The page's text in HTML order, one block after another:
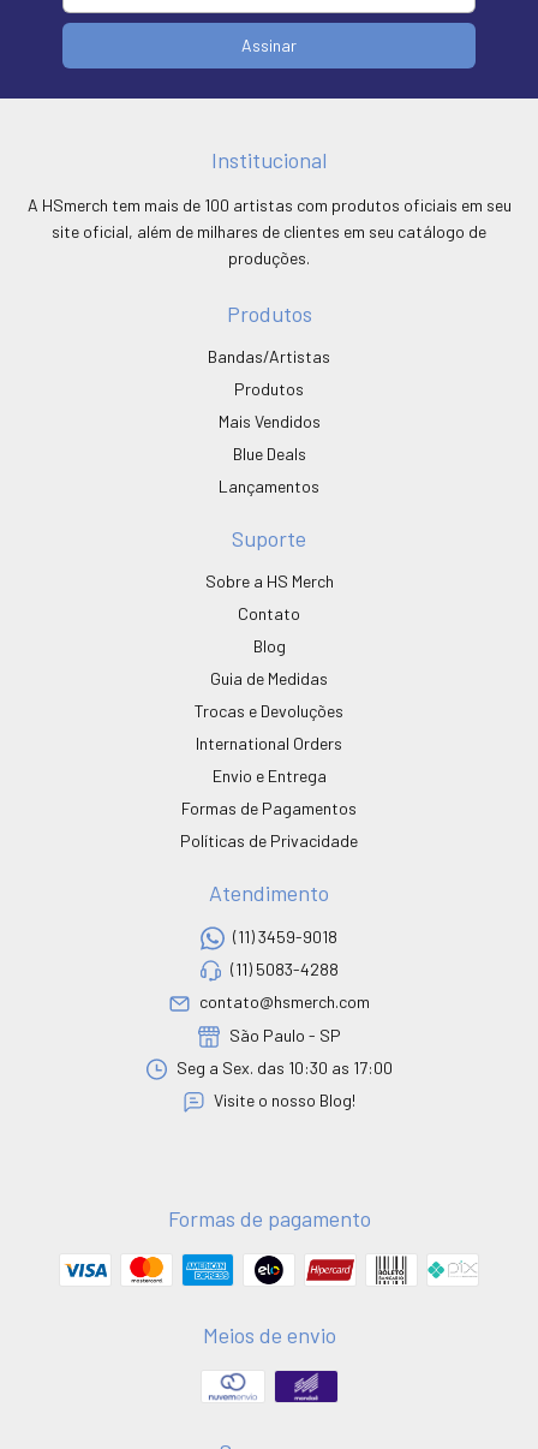
Institucional
A HSmerch tem mais de 100 artistas com produtos oficiais em seu
site oficial, além de milhares de clientes em seu catálogo de
produções.
Produtos
Bandas/Artistas
Produtos
Mais Vendidos
Blue Deals
Lançamentos
Suporte
Sobre a HS Merch
Contato
Blog
Guia de Medidas
Trocas e Devoluções
International Orders
Envio e Entrega
Formas de Pagamentos
Políticas de Privacidade
Atendimento
(11) 3459-9018
(11) 5083-4288
contato@hsmerch.com
São Paulo - SP
Seg a Sex. das 10:30 as 17:00
Visite o nosso Blog!
Formas de pagamento
Meios de envio